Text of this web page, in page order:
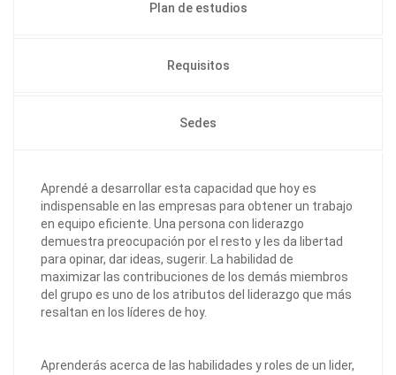
Plan de estudios
Requisitos
Sedes
Aprendé a desarrollar esta capacidad que hoy es
indispensable en las empresas para obtener un trabajo
en equipo eficiente. Una persona con liderazgo
demuestra preocupación por el resto y les da libertad
para opinar, dar ideas, sugerir. La habilidad de
maximizar las contribuciones de los demás miembros
del grupo es uno de los atributos del liderazgo que más
resaltan en los líderes de hoy.
Aprenderás acerca de las habilidades y roles de un lider,